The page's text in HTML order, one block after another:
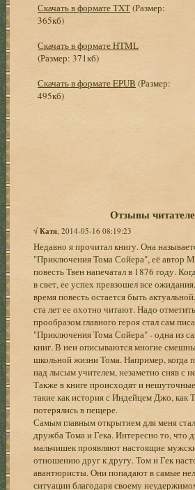
Скачать в формате TXT(Размер:
365кб)
Скачать в формате HTML
(Размер: 371кб)
Скачать в формате EPUB (Размер:
495кб)
Отзывы
√Катя , 2014-05-16 08:19:23
Недавно я прочитал книгу. Она
"Приключения Тома Сойера", её автор
повесть Твен напечатал в 1876 году.
в свет, ее успех превзошел все
время повесть остается быть
ста лет ее охотно читают. Надо
прообразом главного героя стал сам
"Приключения Тома Сойера" - одна из
книг. В неи описываются многие
школьной жизни Тома. Например, когда
над лысым учителем, незаметно сняв с
Также в книге происходят и
такие как история с Индейцем Джо, как
потерялись в пещере.
Самым главным открытием для меня
дружба Тома и Гека. Интересно то, что
мальчишек проявляют настоящие
отношению друг к другу. Том и Гек
авантюристы. Они попадают в самые
ситуации благодаря своему